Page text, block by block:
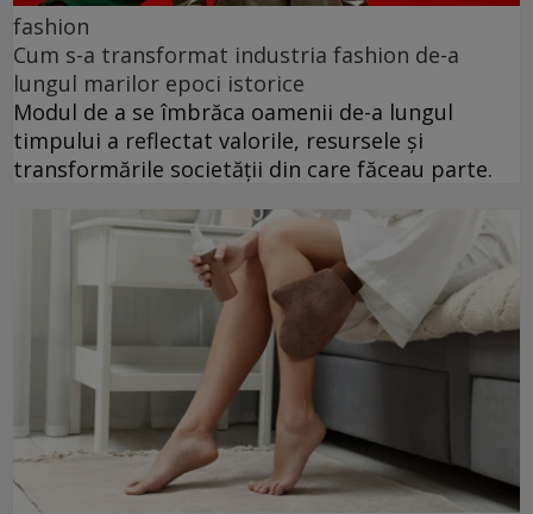
fashion
Cum s-a transformat industria fashion de-a
lungul marilor epoci istorice
Modul de a se îmbrăca oamenii de-a lungul
timpului a reflectat valorile, resursele și
transformările societății din care făceau parte.